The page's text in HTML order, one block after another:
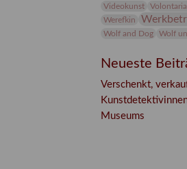
Videokunst
Werefkin
Wolf and Dog Wolf
Neueste
Verschenkt,
Museums